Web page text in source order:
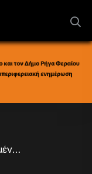
/ Αντιπροσωπεία του αδελφοποιημένου Δήμου Βελιγραδίου στο Βελεστίνο για την 25η